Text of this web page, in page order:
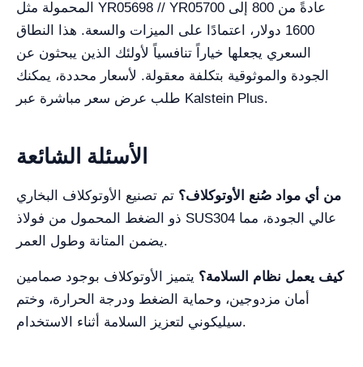
المحمولة مثل YR05698 // YR05700 عادةً من 800 إلى
1600 دولار، اعتمادًا على الميزات والسعة. هذا النطاق
السعري يجعلها خياراً تنافسياً لأولئك الذين يبحثون عن
الجودة والموثوقية بتكلفة معقولة. لأسعار محددة، يمكنك
طلب عرض سعر مباشرة عبر Kalstein Plus.
الأسئلة الشائعة
من أي مواد صُنع الأوتوكلاف؟ تم تصنيع الأوتوكلاف البخاري
ذو الضغط المحمول من فولاذ SUS304 عالي الجودة، مما
يضمن المتانة وطول العمر.
كيف يعمل نظام السلامة؟ يتميز الأوتوكلاف بوجود صمامين
أمان مزدوجين، وحماية الضغط ودرجة الحرارة، وختم
سيليكوني لتعزيز السلامة أثناء الاستخدام.